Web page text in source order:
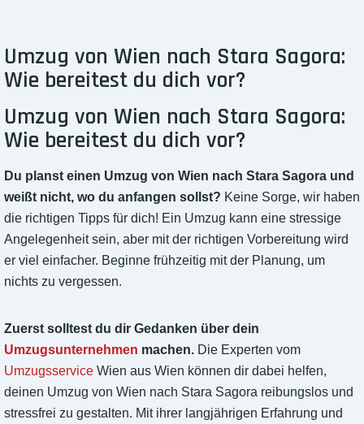
Umzug von Wien nach Stara Sagora:
Wie bereitest du dich vor?
Umzug von Wien nach Stara Sagora:
Wie bereitest du dich vor?
Du planst einen Umzug von Wien nach Stara Sagora und
weißt nicht, wo du anfangen sollst? Keine Sorge, wir haben
die richtigen Tipps für dich! Ein Umzug kann eine stressige
Angelegenheit sein, aber mit der richtigen Vorbereitung wird
er viel einfacher. Beginne frühzeitig mit der Planung, um
nichts zu vergessen.
Zuerst solltest du dir Gedanken über dein
Umzugsunternehmen machen. Die Experten vom
Umzugsservice Wien aus Wien können dir dabei helfen,
deinen Umzug von Wien nach Stara Sagora reibungslos und
stressfrei zu gestalten. Mit ihrer langjährigen Erfahrung und